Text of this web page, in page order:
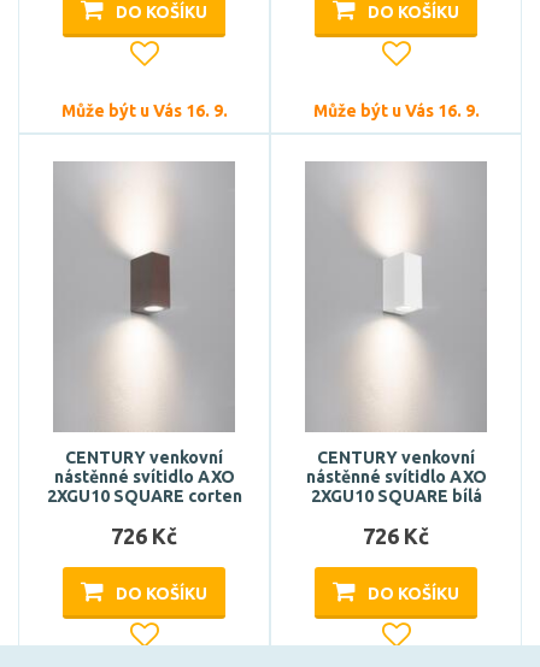
DO KOŠÍKU
Může být u Vás 16. 9.
DO KOŠÍKU
Může být u Vás 16. 9.
CENTURY venkovní
nástěnné svítidlo AXO
2XGU10 SQUARE corten
726 Kč
DO KOŠÍKU
CENTURY venkovní
nástěnné svítidlo AXO
2XGU10 SQUARE bílá
726 Kč
DO KOŠÍKU